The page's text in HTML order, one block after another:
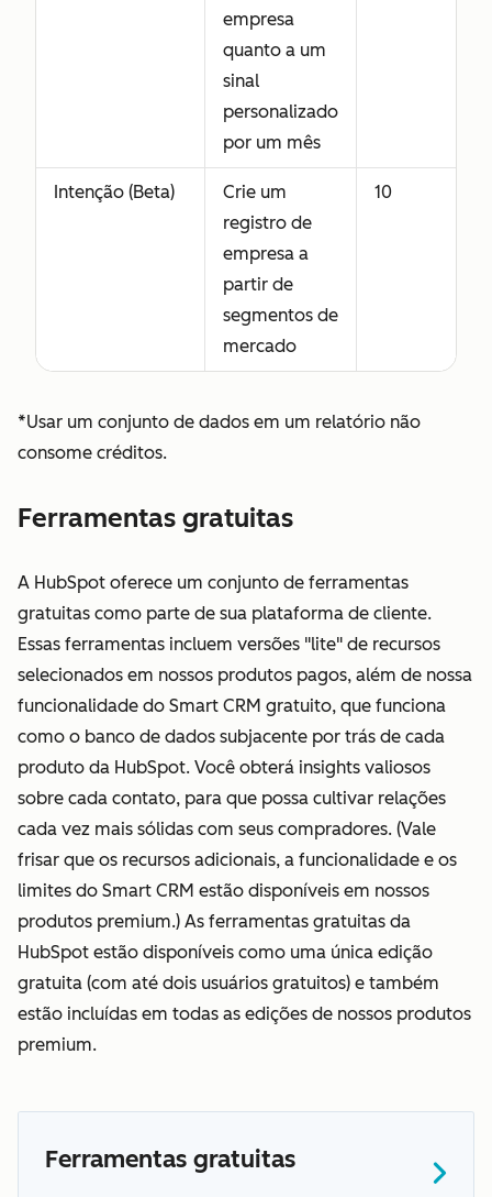
empresa
quanto a um
sinal
personalizado
por um mês
Intenção (Beta)
Crie um
registro de
empresa a
partir de
segmentos de
mercado
10
*Usar um conjunto de dados em um relatório não
consome créditos.
Ferramentas gratuitas
A HubSpot oferece um conjunto de ferramentas
gratuitas como parte de sua plataforma de cliente.
Essas ferramentas incluem versões "lite" de recursos
selecionados em nossos produtos pagos, além de nossa
funcionalidade do Smart CRM gratuito, que funciona
como o banco de dados subjacente por trás de cada
produto da HubSpot. Você obterá insights valiosos
sobre cada contato, para que possa cultivar relações
cada vez mais sólidas com seus compradores. (Vale
frisar que os recursos adicionais, a funcionalidade e os
limites do Smart CRM estão disponíveis em nossos
produtos premium.) As ferramentas gratuitas da
HubSpot estão disponíveis como uma única edição
gratuita (com até dois usuários gratuitos) e também
estão incluídas em todas as edições de nossos produtos
premium.
Ferramentas gratuitas